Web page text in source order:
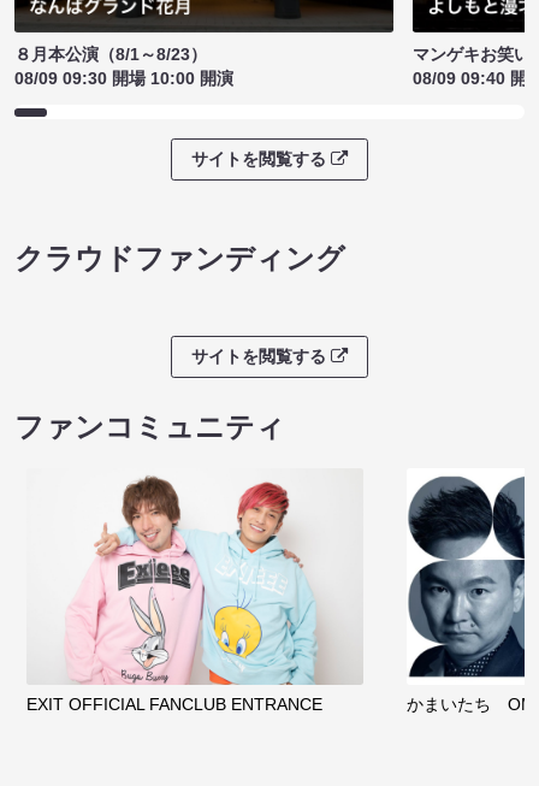
８月本公演（8/1～8/23）
08/09 09:30 開場 10:00 開演
マンゲキお笑い
08/09 09:40 開
サイトを閲覧する
クラウドファンディング
サイトを閲覧する
ファンコミュニティ
EXIT OFFICIAL FANCLUB ENTRANCE かまいたち